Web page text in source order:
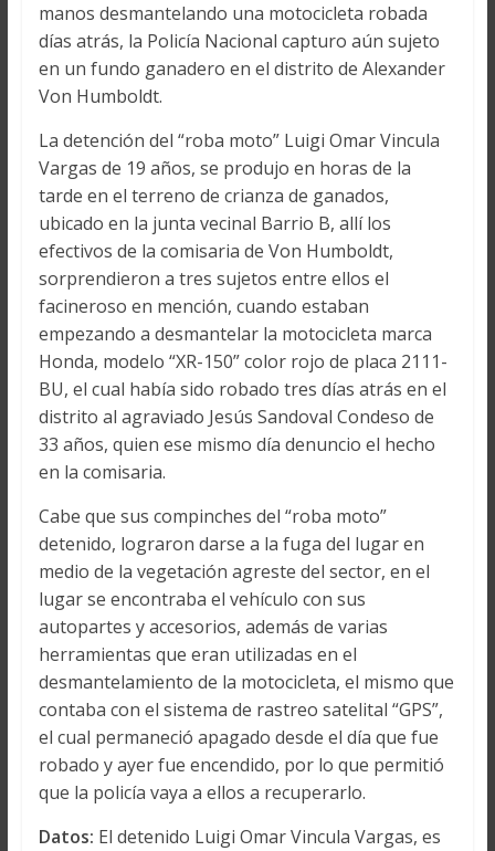
manos desmantelando una motocicleta robada
días atrás, la Policía Nacional capturo aún sujeto
en un fundo ganadero en el distrito de Alexander
Von Humboldt.
La detención del “roba moto” Luigi Omar Vincula
Vargas de 19 años, se produjo en horas de la
tarde en el terreno de crianza de ganados,
ubicado en la junta vecinal Barrio B, allí los
efectivos de la comisaria de Von Humboldt,
sorprendieron a tres sujetos entre ellos el
facineroso en mención, cuando estaban
empezando a desmantelar la motocicleta marca
Honda, modelo “XR-150” color rojo de placa 2111-
BU, el cual había sido robado tres días atrás en el
distrito al agraviado Jesús Sandoval Condeso de
33 años, quien ese mismo día denuncio el hecho
en la comisaria.
Cabe que sus compinches del “roba moto”
detenido, lograron darse a la fuga del lugar en
medio de la vegetación agreste del sector, en el
lugar se encontraba el vehículo con sus
autopartes y accesorios, además de varias
herramientas que eran utilizadas en el
desmantelamiento de la motocicleta, el mismo que
contaba con el sistema de rastreo satelital “GPS”,
el cual permaneció apagado desde el día que fue
robado y ayer fue encendido, por lo que permitió
que la policía vaya a ellos a recuperarlo.
Datos: El detenido Luigi Omar Vincula Vargas, es